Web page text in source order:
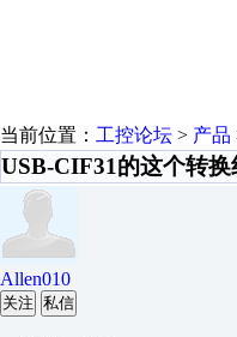
当前位置： 工控论坛 > 产品
USB-CIF31的这个转
Allen010
关注 私信